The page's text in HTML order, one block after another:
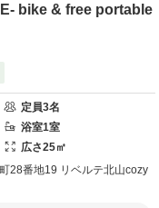
bike & free portable
定員3名
浴室1室
広さ25㎡
28番地19 リベルテ北山cozy